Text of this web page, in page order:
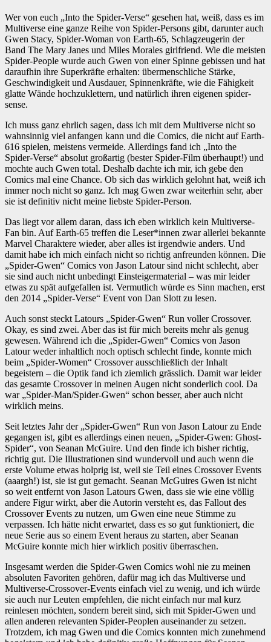
Wer von euch „Into the Spider-Verse“ gesehen hat, weiß, dass es im
Multiverse eine ganze Reihe von Spider-Persons gibt, darunter auch
Gwen Stacy, Spider-Woman von Earth-65, Schlagzeugerin der
Band The Mary Janes und Miles Morales girlfriend. Wie die meisten
Spider-People wurde auch Gwen von einer Spinne gebissen und hat
daraufhin ihre Superkräfte erhalten: übermenschliche Stärke,
Geschwindigkeit und Ausdauer, Spinnenkräfte, wie die Fähigkeit
glatte Wände hochzuklettern, und natürlich ihren eigenen spider-
sense.
Ich muss ganz ehrlich sagen, dass ich mit dem Multiverse nicht so
wahnsinnig viel anfangen kann und die Comics, die nicht auf Earth-
616 spielen, meistens vermeide. Allerdings fand ich „Into the
Spider-Verse“ absolut großartig (bester Spider-Film überhaupt!) und
mochte auch Gwen total. Deshalb dachte ich mir, ich gebe den
Comics mal eine Chance. Ob sich das wirklich gelohnt hat, weiß ich
immer noch nicht so ganz. Ich mag Gwen zwar weiterhin sehr, aber
sie ist definitiv nicht meine liebste Spider-Person.
Das liegt vor allem daran, dass ich eben wirklich kein Multiverse-
Fan bin. Auf Earth-65 treffen die Leser*innen zwar allerlei bekannte
Marvel Charaktere wieder, aber alles ist irgendwie anders. Und
damit habe ich mich einfach nicht so richtig anfreunden können. Die
„Spider-Gwen“ Comics von Jason Latour sind nicht schlecht, aber
sie sind auch nicht unbedingt Einsteigermaterial – was mir leider
etwas zu spät aufgefallen ist. Vermutlich würde es Sinn machen, erst
den 2014 „Spider-Verse“ Event von Dan Slott zu lesen.
Auch sonst steckt Latours „Spider-Gwen“ Run voller Crossover.
Okay, es sind zwei. Aber das ist für mich bereits mehr als genug
gewesen. Während ich die „Spider-Gwen“ Comics von Jason
Latour weder inhaltlich noch optisch schlecht finde, konnte mich
beim „Spider-Women“ Crossover ausschließlich der Inhalt
begeistern – die Optik fand ich ziemlich grässlich. Damit war leider
das gesamte Crossover in meinen Augen nicht sonderlich cool. Da
war „Spider-Man/Spider-Gwen“ schon besser, aber auch nicht
wirklich meins.
Seit letztes Jahr der „Spider-Gwen“ Run von Jason Latour zu Ende
gegangen ist, gibt es allerdings einen neuen, „Spider-Gwen: Ghost-
Spider“, von Seanan McGuire. Und den finde ich bisher richtig,
richtig gut. Die Illustrationen sind wundervoll und auch wenn die
erste Volume etwas holprig ist, weil sie Teil eines Crossover Events
(aaargh!) ist, sie ist gut gemacht. Seanan McGuires Gwen ist nicht
so weit entfernt von Jason Latours Gwen, dass sie wie eine völlig
andere Figur wirkt, aber die Autorin versteht es, das Fallout des
Crossover Events zu nutzen, um Gwen eine neue Stimme zu
verpassen. Ich hätte nicht erwartet, dass es so gut funktioniert, die
neue Serie aus so einem Event heraus zu starten, aber Seanan
McGuire konnte mich hier wirklich positiv überraschen.
Insgesamt werden die Spider-Gwen Comics wohl nie zu meinen
absoluten Favoriten gehören, dafür mag ich das Multiverse und
Multiverse-Crossover-Events einfach viel zu wenig, und ich würde
sie auch nur Leuten empfehlen, die nicht einfach nur mal kurz
reinlesen möchten, sondern bereit sind, sich mit Spider-Gwen und
allen anderen relevanten Spider-Peoplen auseinander zu setzen.
Trotzdem, ich mag Gwen und die Comics konnten mich zunehmend